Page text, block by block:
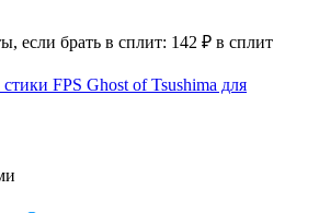
если брать в сплит: 142 ₽ в сплит
FPS Ghost of Tsushima для